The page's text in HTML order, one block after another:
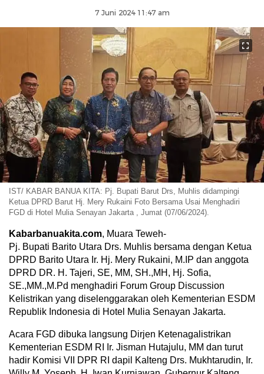
7 Juni 2024 11:47 am
IST/ KABAR BANUA KITA: Pj. Bupati Barut Drs, Muhlis didampingi
Ketua DPRD Barut Hj. Mery Rukaini Foto Bersama Usai Menghadiri
FGD di Hotel Mulia Senayan Jakarta , Jumat (07/06/2024).
Kabarbanuakita.com, Muara Teweh-
Pj. Bupati Barito Utara Drs. Muhlis bersama dengan Ketua
DPRD Barito Utara Ir. Hj. Mery Rukaini, M.IP dan anggota
DPRD DR. H. Tajeri, SE, MM, SH.,MH, Hj. Sofia,
SE.,MM.,M.Pd menghadiri Forum Group Discussion
Kelistrikan yang diselenggarakan oleh Kementerian ESDM
Republik Indonesia di Hotel Mulia Senayan Jakarta.
Acara FGD dibuka langsung Dirjen Ketenagalistrikan
Kementerian ESDM RI Ir. Jisman Hutajulu, MM dan turut
hadir Komisi VII DPR RI dapil Kalteng Drs. Mukhtarudin, Ir.